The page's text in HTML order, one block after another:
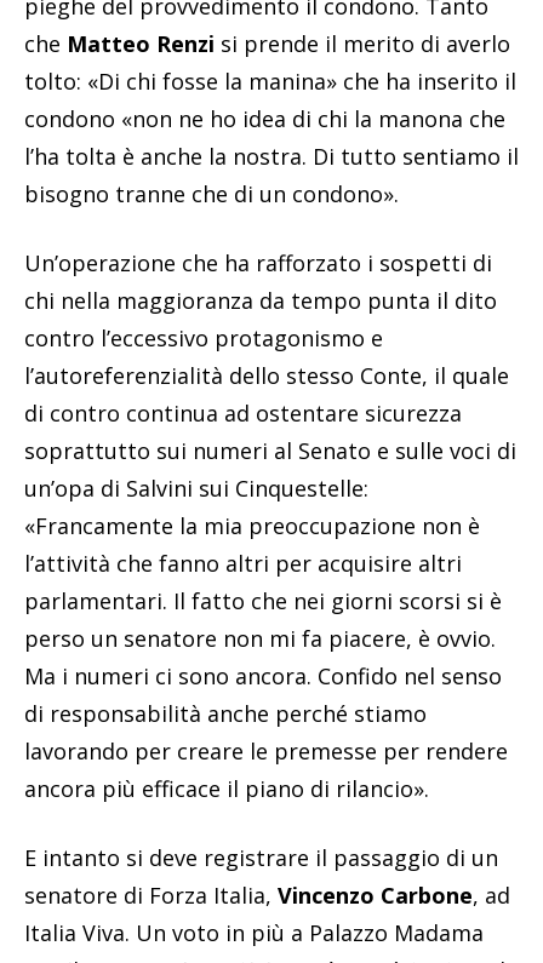
pieghe del provvedimento il condono. Tanto
che Matteo Renzi si prende il merito di averlo
tolto: «Di chi fosse la manina» che ha inserito il
condono «non ne ho idea di chi la manona che
l’ha tolta è anche la nostra. Di tutto sentiamo il
bisogno tranne che di un condono».
Un’operazione che ha rafforzato i sospetti di
chi nella maggioranza da tempo punta il dito
contro l’eccessivo protagonismo e
l’autoreferenzialità dello stesso Conte, il quale
di contro continua ad ostentare sicurezza
soprattutto sui numeri al Senato e sulle voci di
un’opa di Salvini sui Cinquestelle:
«Francamente la mia preoccupazione non è
l’attività che fanno altri per acquisire altri
parlamentari. Il fatto che nei giorni scorsi si è
perso un senatore non mi fa piacere, è ovvio.
Ma i numeri ci sono ancora. Confido nel senso
di responsabilità anche perché stiamo
lavorando per creare le premesse per rendere
ancora più efficace il piano di rilancio».
E intanto si deve registrare il passaggio di un
senatore di Forza Italia, Vincenzo Carbone, ad
Italia Viva. Un voto in più a Palazzo Madama